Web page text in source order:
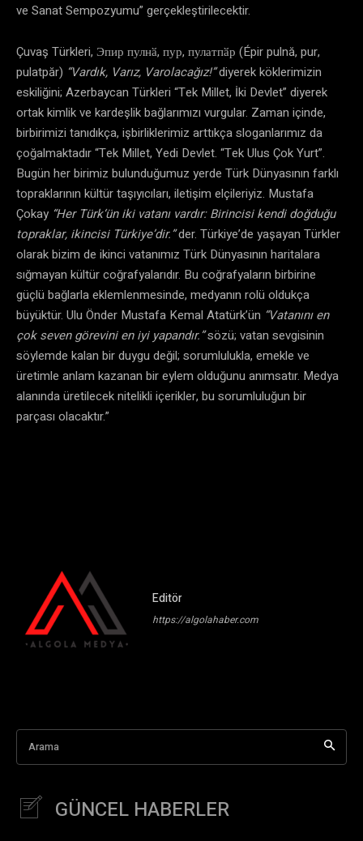
ve Sanat Sempozyumu” gerçekleştirilecektir.
Çuvaş Türkleri, Эпир пулнӑ, пур, пулатпӑр (Épir pulnă, pur,
pulatpăr) “Vardık, Varız, Varolacağız!”diyerek köklerimizin
eskiliğini; Azerbaycan Türkleri “Tek Millet, İki Devlet” diyerek
ortak kimlik ve kardeşlik bağlarımızı vurgular. Zaman içinde,
birbirimizi tanıdıkça, işbirliklerimiz arttıkça sloganlarımız da
çoğalmaktadır “Tek Millet, Yedi Devlet. “Tek Ulus Çok Yurt”.
Bugün her birimiz bulunduğumuz yerde Türk Dünyasının farklı
topraklarının kültür taşıyıcıları, iletişim elçileriyiz. Mustafa
Çokay “Her Türk‘ün iki vatanı vardır: Birincisi kendi doğduğu
topraklar, ikincisi Türkiye’dir.”der. Türkiye’de yaşayan Türkler
olarak bizim de ikinci vatanımız Türk Dünyasının haritalara
sığmayan kültür coğrafyalarıdır. Bu coğrafyaların birbirine
güçlü bağlarla eklemlenmesinde, medyanın rolü oldukça
büyüktür. Ulu Önder Mustafa Kemal Atatürk’ün “Vatanını en
çok seven görevini en iyi yapandır.”sözü; vatan sevgisinin
söylemde kalan bir duygu değil; sorumlulukla, emekle ve
üretimle anlam kazanan bir eylem olduğunu anımsatır. Medya
alanında üretilecek nitelikli içerikler, bu sorumluluğun bir
parçası olacaktır.”
Editör
https://algolahaber.com
Arama
GÜNCEL HABERLER